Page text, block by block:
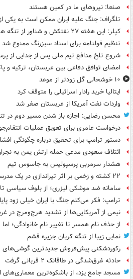
صنعا: نیروهای ما در کمین‌ هستند
تلگراف: جنگ علیه ایران ممکن است به یکی
کپلر: این هفته ۲۷ نفتکش و شناور از تنگه هرمز عبور کردند
تنظیم قولنامه برای اسناد سبزرنگ ممنوع شد
شروع تلخ مدافع تیم ملی پس از جدایی از
امضای توافق دفاعی بین عربستان، ترکیه و
۱۰ خوشحالی گل زودتر از موعد
ایتالیا خرید رادار اسرائیلی را متوقف کرد
واردات نفت آمریکا از عربستان صفر شد
محسن رضایی: اجازه باز شدن مسیر دوم در
درخواست عامری برای تعویق عملیات
دستور ترامپ برای تحقیق درباره چگونگی
ائتلاف سعودی مدعی حمله ارتش یمن به
هشدار سرمربی پرسپولیس به جاسوس تیم
۲۲ کشته و زخمی بر اثر تیراندازی در یک مدرسه در تایلند+ فیلم
سامانه ضد موشکی لیزری؛ از بلوف سیاسی
ترامپ: فکر می‌کنم جنگ با ایران خیلی زود
نیمی از آمریکایی‌ها از تشدید هرج‌ومرج در
از حذف نام همسر تا تغییر نام خانوادگی؛
نمایی زیبا از تنگه کریان جزیره قشم
رکوردشکنی پیش‌فروش جدیدترین
حادثه غرق‌شدگی در طاقانک ۲ قربانی گرفت
مسجد جامع یزد، از باشکوه‌ترین معماری‌های